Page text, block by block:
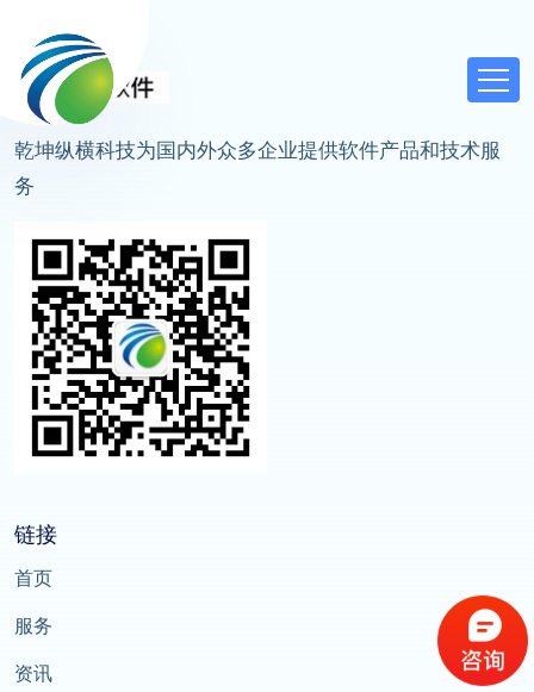
乾坤纵横科技为国内外众多企业提供软件产品和技术服
务
链接
首页
服务
资讯